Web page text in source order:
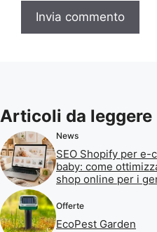
Articoli da leggere
News
SEO Shopify per e-
baby: come
shop online per i
Offerte
EcoPest Garden